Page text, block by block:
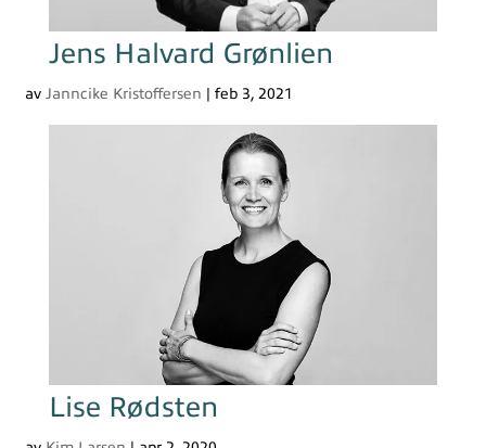
Jens Halvard Grønlien
av Janncike Kristoffersen feb 3, 2021
Lise Rødsten